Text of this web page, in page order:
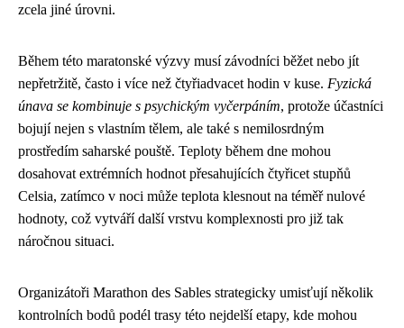
zcela jiné úrovni.
Během této maratonské výzvy musí závodníci běžet nebo jít
nepřetržitě, často i více než čtyřiadvacet hodin v kuse. Fyzická
únava se kombinuje s psychickým vyčerpáním, protože účastníci
bojují nejen s vlastním tělem, ale také s nemilosrdným
prostředím saharské pouště. Teploty během dne mohou
dosahovat extrémních hodnot přesahujících čtyřicet stupňů
Celsia, zatímco v noci může teplota klesnout na téměř nulové
hodnoty, což vytváří další vrstvu komplexnosti pro již tak
náročnou situaci.
Organizátoři Marathon des Sables strategicky umisťují několik
kontrolních bodů podél trasy této nejdelší etapy, kde mohou